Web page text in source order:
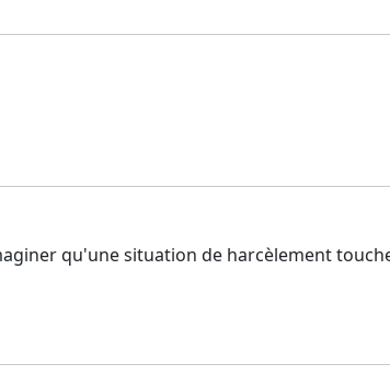
qu'une situation de harcèlement